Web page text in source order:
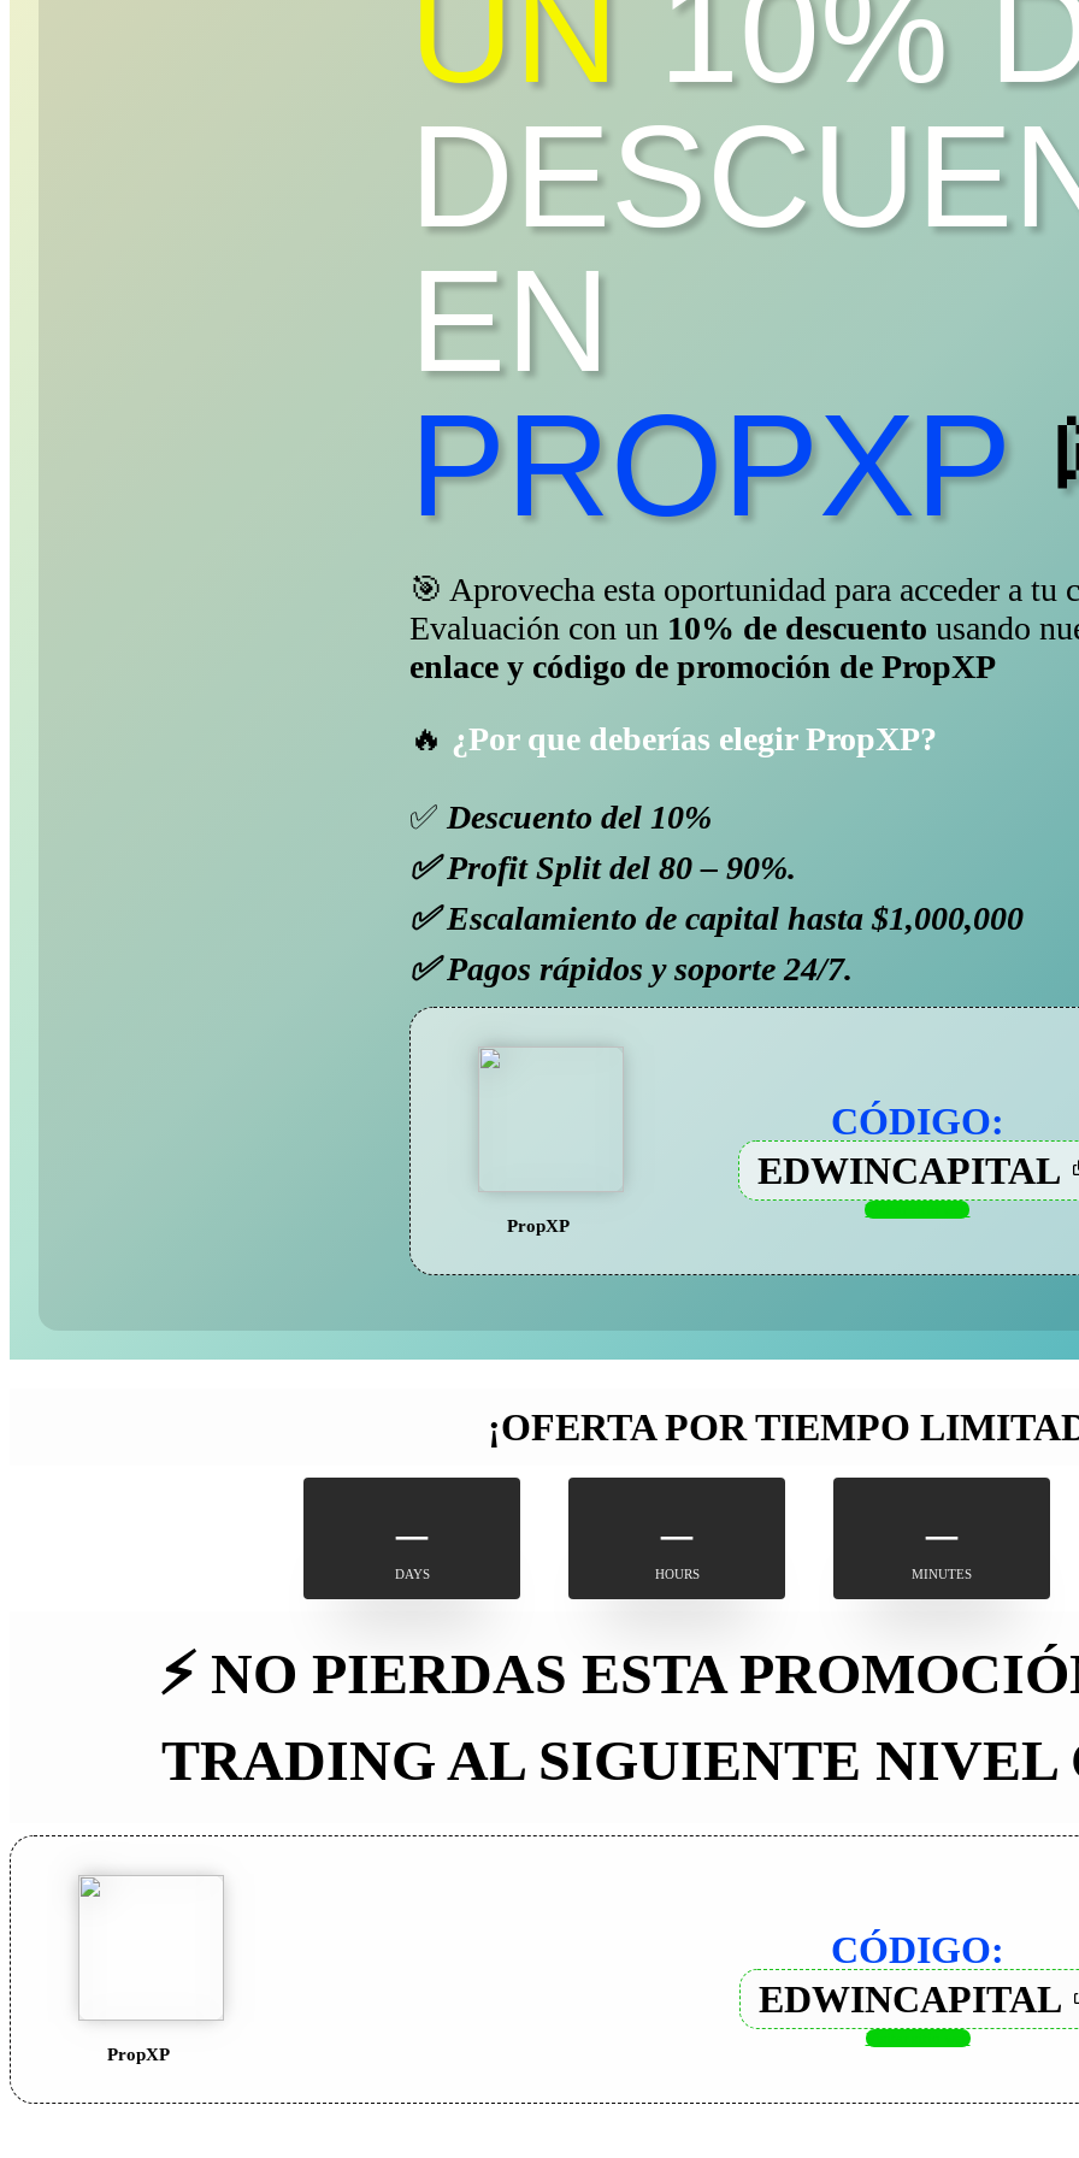
EN
PROPXP
🎯 Aprovecha esta oportunidad para acceder a tu
Evaluación con un 10% de descuento usando
enlace y código de promoción de PropXP
🔥 ¿Por que deberías elegir PropXP?
✅ Descuento del 10%
✅ Profit Split del 80 – 90%.
✅ Escalamiento de capital hasta $1,000,000
✅ Pagos rápidos y soporte 24/7.
PropXP
CÓDIGO:
EDWINCAPITAL
Visitar sitio web
¡OFERTA POR TIEMPO
–
DAYS
–
HOURS
–
MINUTES
⚡ NO PIERDAS ESTA
TRADING AL SIGUIENTE NIVEL
PropXP
CÓDIGO:
EDWINCAPITAL
Visitar sitio web